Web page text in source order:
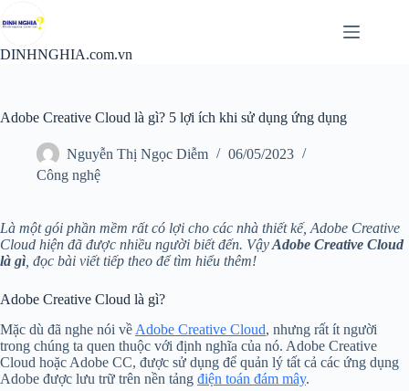
đến
nội
DINHNGHIA.com.vn
Adobe Creative Cloud là gì? 5 lợi ích khi sử dụng ứng dụng
Nguyễn Thị Ngọc Diễm
06/05/2023
Công nghệ
Là một gói phần mềm rất có lợi cho các nhà thiết kế, Adobe Creative
Cloud hiện đã được nhiều người biết đến. VậyAdobe Creative Cloud
là gì , đọc bài viết tiếp theo để tìm hiểu thêm!
Adobe Creative Cloud là gì?
Mặc dù đã nghe nói về Adobe Creative Cloud, nhưng rất ít người
trong chúng ta quen thuộc với định nghĩa của nó. Adobe Creative
Cloud hoặc Adobe CC, được sử dụng để quản lý tất cả các ứng dụng
Adobe được lưu trữ trên nền tảng điện toán đám mây.